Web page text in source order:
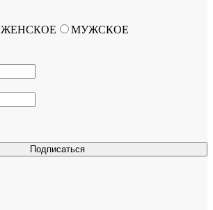
Подписаться
ЖЕНСКОЕ МУЖСКОЕ